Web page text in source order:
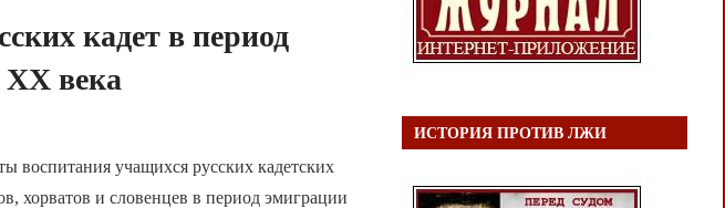
кадет в период
ХХ века
воспитания учащихся русских кадетских
хорватов и словенцев в период эмиграции
ИСТОРИЯ ПРОТИВ ЛЖИ